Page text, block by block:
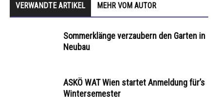
VERWANDTE ARTIKEL MEHR VOM AUTOR
Sommerklänge verzaubern den Garten in
Neubau
ASKÖ WAT Wien startet Anmeldung für’s
Wintersemester